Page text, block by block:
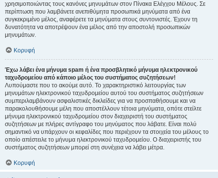
χρησιμοποιώντας τους κανόνες μηνυμάτων στον Πίνακα Ελέγχου Μέλους. Σε
περίπτωση που λαμβάνετε ανεπιθύμητα προσωπικά μηνύματα από ένα
συγκεκριμένο μέλος, αναφέρετε τα μηνύματα στους συντονιστές. Έχουν τη
δυνατότητα να αποτρέψουν ένα μέλος από την αποστολή προσωπικών
μηνυμάτων.
Κορυφή
Έχω λάβει ένα μήνυμα spam ή ένα προσβλητικό μήνυμα ηλεκτρονικού
ταχυδρομείου από κάποιο μέλος του συστήματος συζητήσεων!
Λυπούμαστε που το ακούμε αυτό. Το χαρακτηριστικό λειτουργίας των
μηνυμάτων ηλεκτρονικού ταχυδρομείου αυτού του συστήματος συζητήσεων
συμπεριλαμβάνουν ασφαλιστικές δικλείδες για να προσπαθήσουμε και να
παρακολουθήσουμε μέλη που αποστέλλουν τέτοια μηνύματα, οπότε στείλτε
μήνυμα ηλεκτρονικού ταχυδρομείου στον διαχειριστή του συστήματος
συζητήσεων με πλήρες αντίγραφο του μηνύματος που λάβατε. Είναι πολύ
σημαντικό να υπάρχουν οι κεφαλίδες που περιέχουν τα στοιχεία του μέλους το
οποίο απέστειλε το μήνυμα ηλεκτρονικού ταχυδρομείου. Ο διαχειριστής του
συστήματος συζητήσεων μπορεί στη συνέχεια να λάβει μέτρα.
Κορυφή